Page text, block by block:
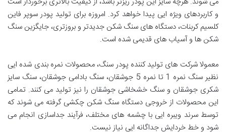
و کاربردهای ویژه ایی پیدا خواهد کرد. امروزه برای تولید پودر سوپر فاین
کلسیم کربنات، دستگاه های سنگ شکن جدیدتر و بروزتری، جایگزین سنگ
شکن ها و آسیاب های قدیمی شده است.
معمولا شرکت های تولید کننده پودر سنگ، محصولات نمره بندی شده ایی
نظیر سنگ نمره 1 تا نمره 5 جوشقان، سنگ بادامی جوشقان، سنگ سایز
شکری جوشقان و سنگ خشخاشی جوشقان را نیز تولید می کنند. تمامی
این محصولات از خروجی دستگاه سنگ شکن چکشی گرفته می شوند که
توسط سرند ویبره ایی با چشمه های مختلف، فرآیند جداسازی انجام می
شود و خط خردایش جداگانه ایی نیاز نیست.